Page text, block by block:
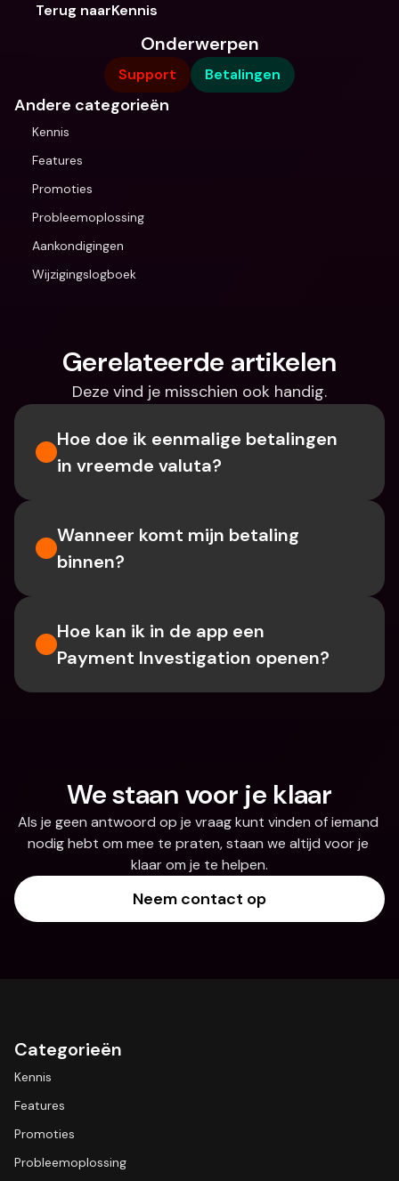
Terug naarKennis
Onderwerpen
Support Betalingen
Andere categorieën
Kennis
Features
Promoties
Probleemoplossing
Aankondigingen
Wijzigingslogboek
Gerelateerde artikelen
Deze vind je misschien ook handig.
Hoe doe ik eenmalige betalingen
in vreemde valuta?
Wanneer komt mijn betaling
binnen?
Hoe kan ik in de app een
Payment Investigation openen?
We staan voor je klaar
Als je geen antwoord op je vraag kunt vinden of iemand
nodig hebt om mee te praten, staan we altijd voor je
klaar om je te helpen.
Neem contact op
Categorieën
Kennis
Features
Promoties
Probleemoplossing